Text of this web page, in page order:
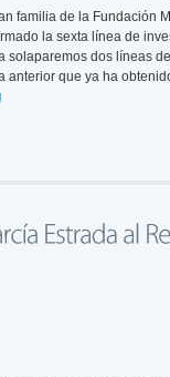
familia de la Fundación
la sexta línea de
solaparemos dos líneas
anterior que ya ha